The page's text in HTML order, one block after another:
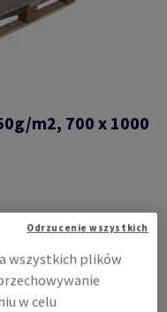
m2, 700 x 1000
x 1000mm, B1, LG,
wszystkich plików
w celu
Odrzucenie wszystkich